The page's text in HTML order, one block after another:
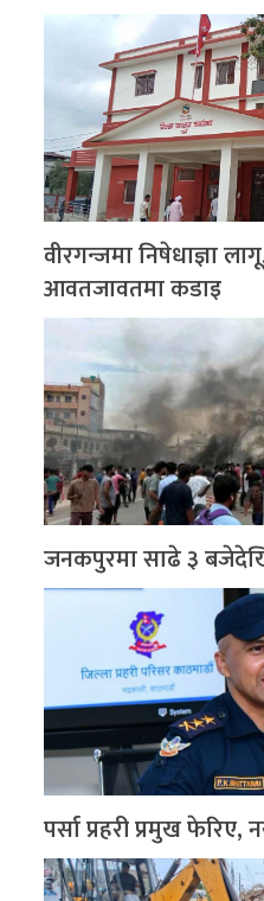
वीरगन्जमा निषेधाज्ञा
आवतजावतमा कडाइ
जनकपुरमा साढे ३
पर्सा प्रहरी प्रमुख